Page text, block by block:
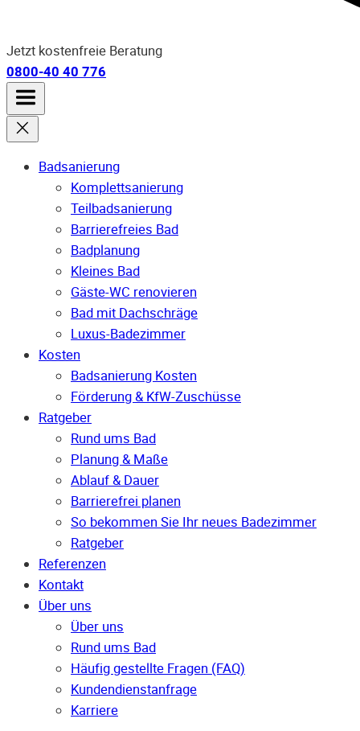
Jetzt kostenfreie Beratung
0800-40 40 776
Badsanierung
Komplettsanierung
Teilbadsanierung
Barrierefreies Bad
Badplanung
Kleines Bad
Gäste-WC renovieren
Bad mit Dachschräge
Luxus-Badezimmer
Kosten
Badsanierung Kosten
Förderung & KfW-Zuschüsse
Ratgeber
Rund ums Bad
Planung & Maße
Ablauf & Dauer
Barrierefrei planen
So bekommen Sie Ihr neues Badezimmer
Ratgeber
Referenzen
Kontakt
Über uns
Über uns
Rund ums Bad
Häufig gestellte Fragen (FAQ)
Kunden­dienst­anfrage
Karriere